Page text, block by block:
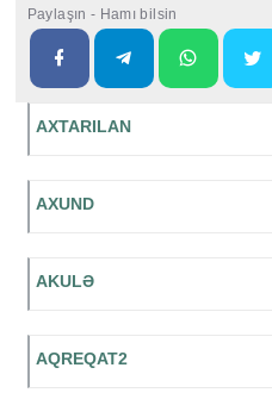
Paylaşın - Hamı bilsin
AXTARILAN
AXUND
AKULƏ
AQREQAT2